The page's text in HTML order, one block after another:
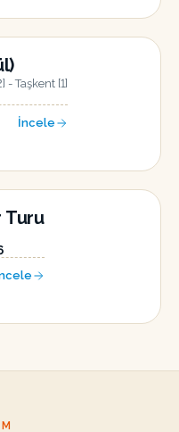
- Taşkent [1]
İncele
Turu